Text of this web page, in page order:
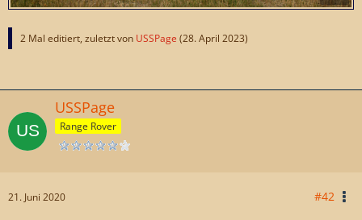
2 Mal editiert, zuletzt von USSPage (28. April 2023)
USSPage
Range Rover
21. Juni 2020 #42